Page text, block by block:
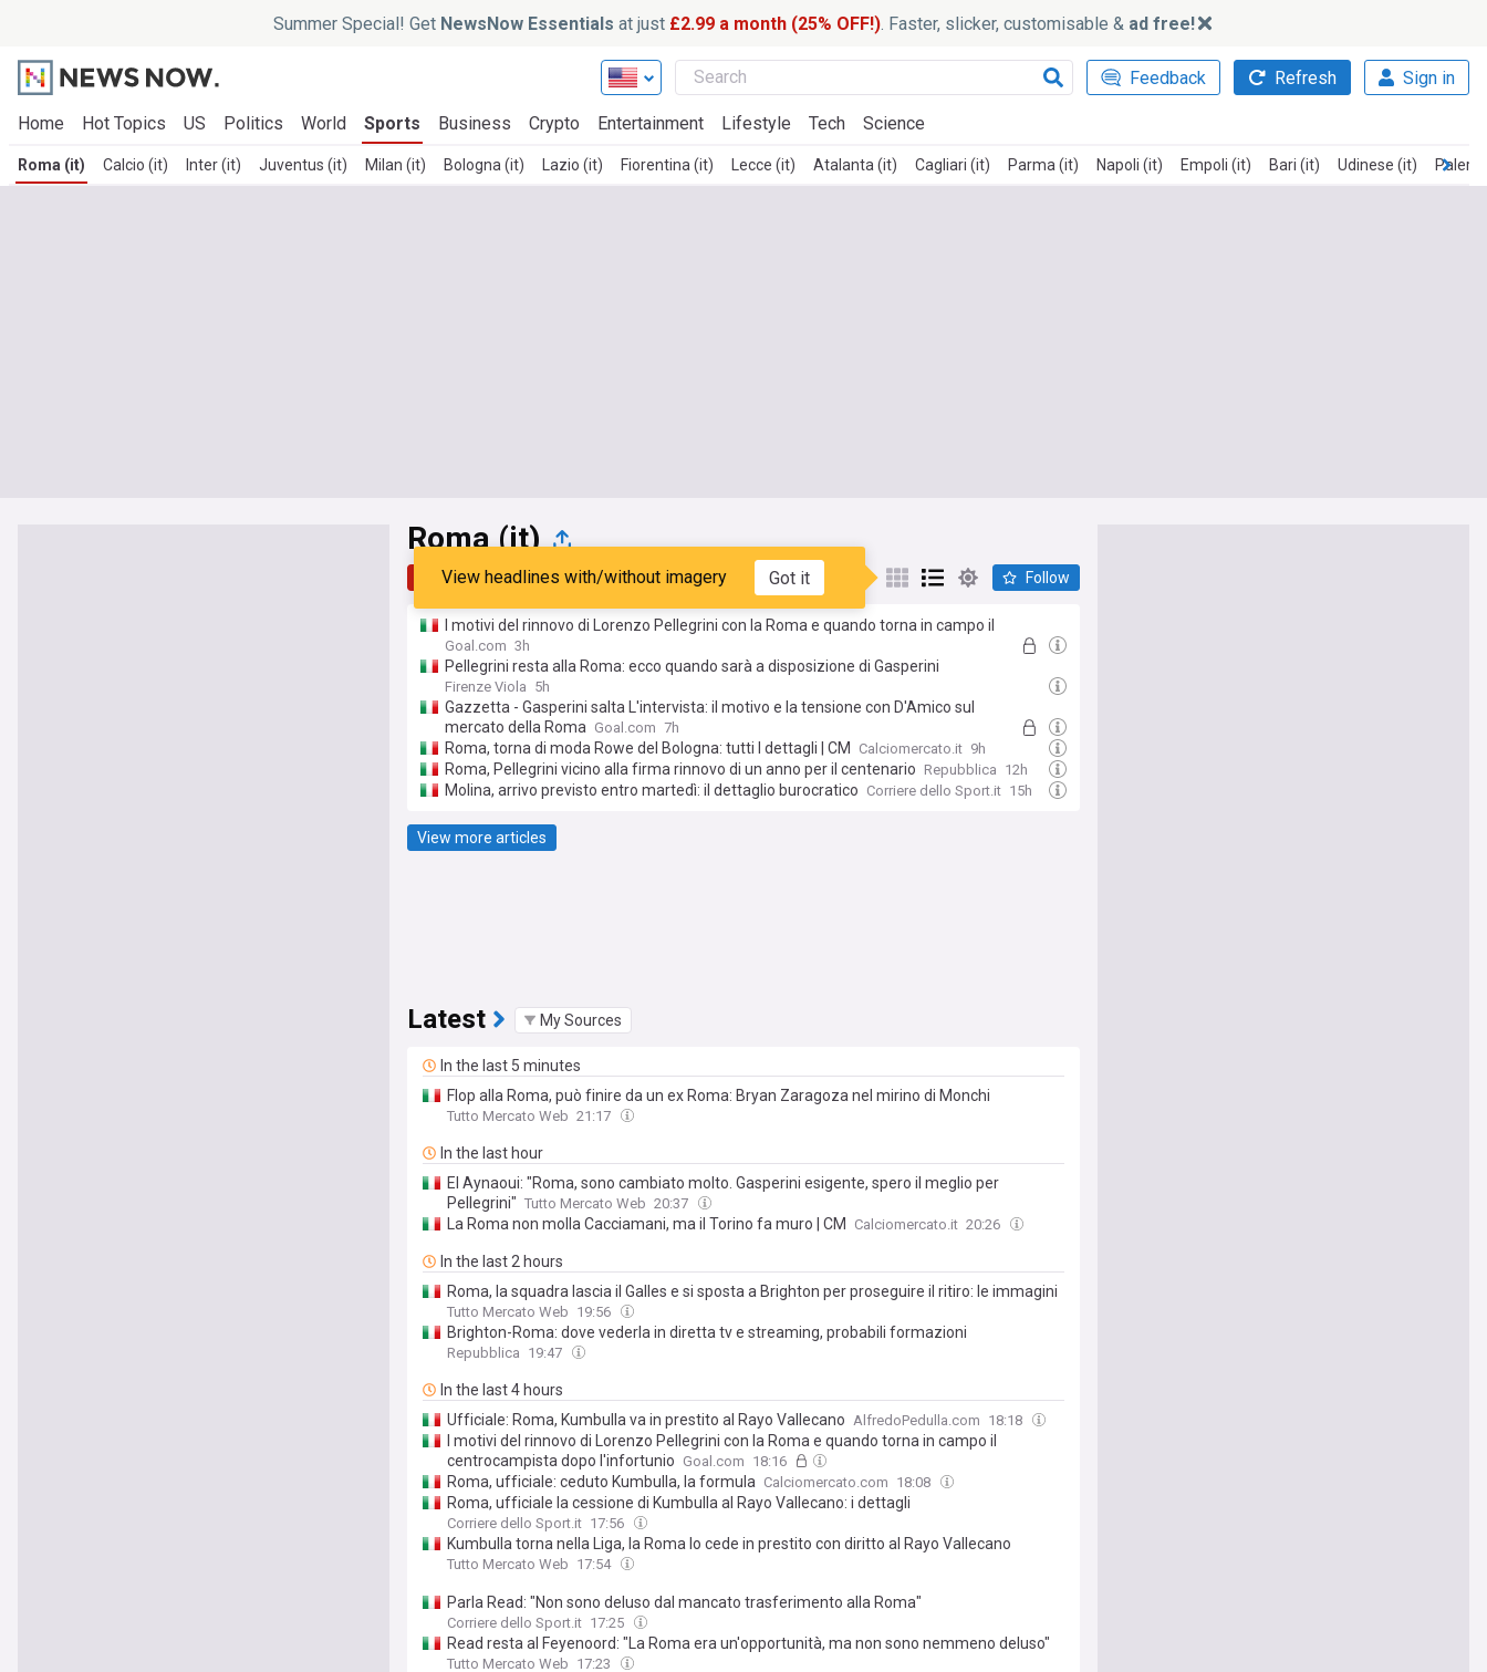
Summer Special! Get NewsNow Essentials at just £2.99 a month (25% OFF!). Faster, slicker, customisable & ad free!
Feedback Refresh Sign in
Home Hot Topics US Politics World Sports Business Crypto Entertainment Lifestyle Tech Science
Roma (it) Calcio (it) Inter (it) Juventus (it) Milan (it) Bologna (it) Lazio (it) Fiorentina (it) Lecce (it) Atalanta (it) Cagliari (it) Parma (it) Napoli (it) Empoli (it) Bari (it) Udinese (it)
Roma (it)
Top Latest Popular My Sources
View headlines with/without imagery Got it Follow
I motivi del rinnovo di Lorenzo Pellegrini con la Roma e quando torna in campo il
centrocampista dopo L'infortunio
Goal.com 3h
Pellegrini resta alla Roma: ecco quando sarà a disposizione di Gasperini
Firenze Viola 5h
Gazzetta - Gasperini salta L'intervista: il motivo e la tensione con D'Amico sul
mercato della Roma Goal.com 7h
Roma, torna di moda Rowe del Bologna: tutti I dettagli | CM Calciomercato.it 9h
Roma, Pellegrini vicino alla firma rinnovo di un anno per il centenario Repubblica 12h
Molina, arrivo previsto entro martedì: il dettaglio burocratico Corriere dello Sport.it 15h
View more articles
Latest My Sources
In the last 5 minutes
Flop alla Roma, può finire da un ex Roma: Bryan Zaragoza nel mirino di Monchi
Tutto Mercato Web 21:17
In the last hour
El Aynaoui: "Roma, sono cambiato molto. Gasperini esigente, spero il meglio per
Pellegrini" Tutto Mercato Web 20:37
La Roma non molla Cacciamani, ma il Torino fa muro | CM Calciomercato.it 20:26
In the last 2 hours
Roma, la squadra lascia il Galles e si sposta a Brighton per proseguire il ritiro: le immagini
Tutto Mercato Web 19:56
Brighton-Roma: dove vederla in diretta tv e streaming, probabili formazioni
Repubblica 19:47
In the last 4 hours
Ufficiale: Roma, Kumbulla va in prestito al Rayo Vallecano AlfredoPedulla.com 18:18
I motivi del rinnovo di Lorenzo Pellegrini con la Roma e quando torna in campo il
centrocampista dopo l'infortunio Goal.com 18:16
Roma, ufficiale: ceduto Kumbulla, la formula Calciomercato.com 18:08
Roma, ufficiale la cessione di Kumbulla al Rayo Vallecano: i dettagli
Corriere dello Sport.it 17:56
Kumbulla torna nella Liga, la Roma lo cede in prestito con diritto al Rayo Vallecano
Tutto Mercato Web 17:54
Parla Read: "Non sono deluso dal mancato trasferimento alla Roma"
Corriere dello Sport.it 17:25
Read resta al Feyenoord: "La Roma era un'opportunità, ma non sono nemmeno deluso"
Tutto Mercato Web 17:23